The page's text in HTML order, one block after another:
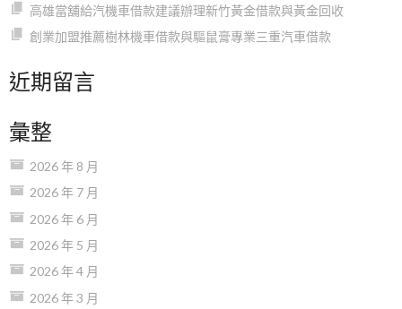
高雄當舖給汽機車借款建議辦理新竹黃金借款與黃金回收
創業加盟推薦樹林機車借款與驅鼠膏專業三重汽車借款
近期留言
彙整
2026 年 8 月
2026 年 7 月
2026 年 6 月
2026 年 5 月
2026 年 4 月
2026 年 3 月